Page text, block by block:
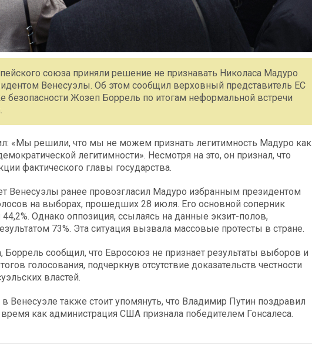
союза приняли решение не признавать Николаса Мадуро
Венесуэлы. Об этом сообщил верховный представитель ЕС
безопасности Жозеп Боррель по итогам неформальной встречи
«Мы решили, что мы не можем признать легитимность Мадуро как
легитимности». Несмотря на это, он признал, что
фактического главы государства.
Венесуэлы ранее провозгласил Мадуро избранным президентом
на выборах, прошедших 28 июля. Его основной соперник
Однако оппозиция, ссылаясь на данные экзит-полов,
73%. Эта ситуация вызвала массовые протесты в стране.
Боррель сообщил, что Евросоюз не признает результаты выборов и
голосования, подчеркнув отсутствие доказательств честности
властей.
в Венесуэле также стоит упомянуть, что Владимир Путин поздравил
как администрация США признала победителем Гонсалеса.